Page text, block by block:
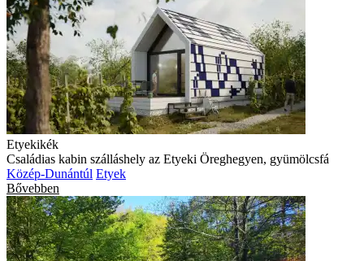
Etyekikék
Családias kabin szálláshely az Etyeki Öreghegyen, gyümölcsfá
Közép-Dunántúl Etyek
Bővebben